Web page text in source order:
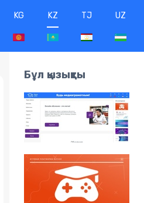
KG KZ TJ UZ
Бұл қызықты